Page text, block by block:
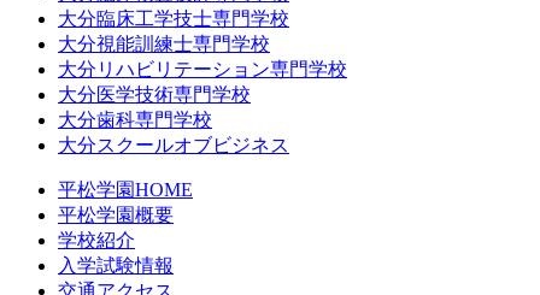
大分臨床工学技士専門学校
大分視能訓練士専門学校
大分リハビリテーション専門学校
大分医学技術専門学校
大分歯科専門学校
大分スクールオブビジネス
平松学園HOME
平松学園概要
学校紹介
入学試験情報
交通アクセス